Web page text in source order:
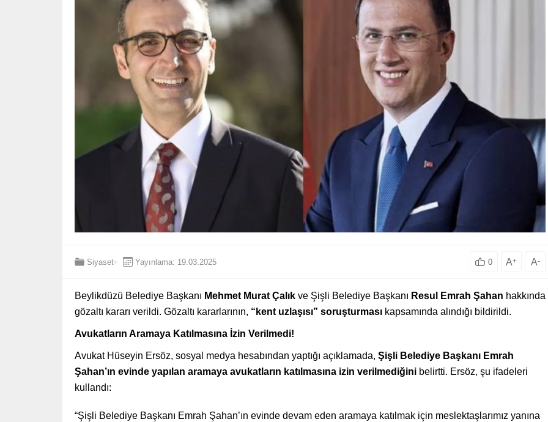
Siyaset Yayınlama: 19.03.2025 0 A+ A-
Beylikdüzü Belediye Başkanı Mehmet Murat Çalık ve Şişli Belediye Başkanı Resul Emrah Şahan hakkında
gözaltı kararı verildi. Gözaltı kararlarının, “kent uzlaşısı” soruşturması kapsamında alındığı bildirildi.
Avukatların Aramaya Katılmasına İzin Verilmedi!
Avukat Hüseyin Ersöz, sosyal medya hesabından yaptığı açıklamada, Şişli Belediye Başkanı Emrah
Şahan’ın evinde yapılan aramaya avukatların katılmasına izin verilmediğini belirtti. Ersöz, şu ifadeleri
kullandı:
“Şişli Belediye Başkanı Emrah Şahan’ın evinde devam eden aramaya katılmak için meslektaşlarımız yanına